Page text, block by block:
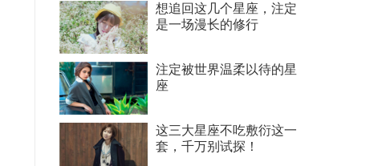
想追回这几个星座，注定
是一场漫长的修行
注定被世界温柔以待的星
座
这三大星座不吃敷衍这一
套，千万别试探！